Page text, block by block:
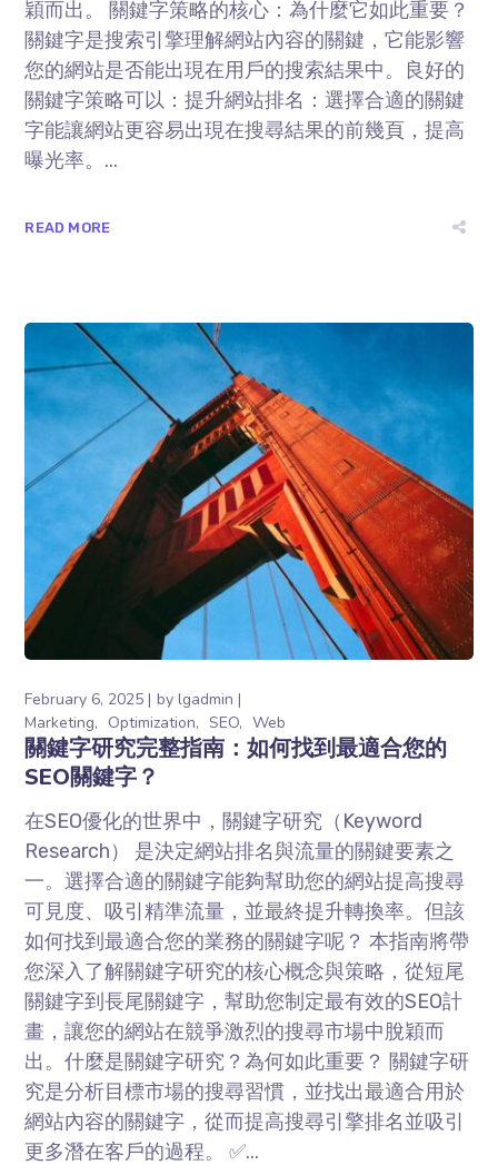
穎而出。 關鍵字策略的核心：為什麼它如此重要？
關鍵字是搜索引擎理解網站內容的關鍵，它能影響
您的網站是否能出現在用戶的搜索結果中。良好的
關鍵字策略可以：提升網站排名：選擇合適的關鍵
字能讓網站更容易出現在搜尋結果的前幾頁，提高
曝光率。...
READ MORE
February 6, 2025 bylgadmin
Marketing
Optimization SEO Web
關鍵字研究完整指南：如何找到最適合您的
SEO關鍵字？
在SEO優化的世界中，關鍵字研究（Keyword
Research） 是決定網站排名與流量的關鍵要素之
一。選擇合適的關鍵字能夠幫助您的網站提高搜尋
可見度、吸引精準流量，並最終提升轉換率。但該
如何找到最適合您的業務的關鍵字呢？ 本指南將帶
您深入了解關鍵字研究的核心概念與策略，從短尾
關鍵字到長尾關鍵字，幫助您制定最有效的SEO計
畫，讓您的網站在競爭激烈的搜尋市場中脫穎而
出。什麼是關鍵字研究？為何如此重要？ 關鍵字研
究是分析目標市場的搜尋習慣，並找出最適合用於
網站內容的關鍵字，從而提高搜尋引擎排名並吸引
更多潛在客戶的過程。 ✅...